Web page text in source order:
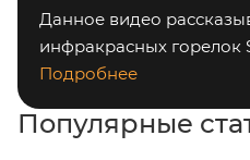
Данное видео
инфракрасных горелок
Подробнее
Популярные